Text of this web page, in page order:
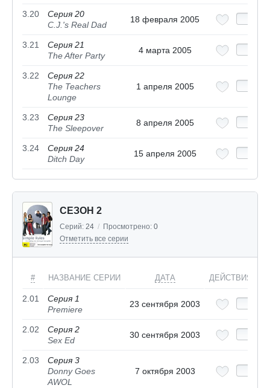
3.20
Серия 20
C.J.'s Real Dad
18 февраля 2005
3.21
Серия 21
The After Party
4 марта 2005
3.22
Серия 22
The Teachers
Lounge
1 апреля 2005
3.23
Серия 23
The Sleepover
8 апреля 2005
3.24
Серия 24
Ditch Day
15 апреля 2005
СЕЗОН 2
Серий: 24 / Просмотрено: 0
Отметить все серии
# НАЗВАНИЕ СЕРИИ ДАТА ДЕЙСТВИЯ
2.01
Серия 1
Premiere
23 сентября 2003
2.02
Серия 2
Sex Ed
30 сентября 2003
2.03
Серия 3
Donny Goes
AWOL
7 октября 2003